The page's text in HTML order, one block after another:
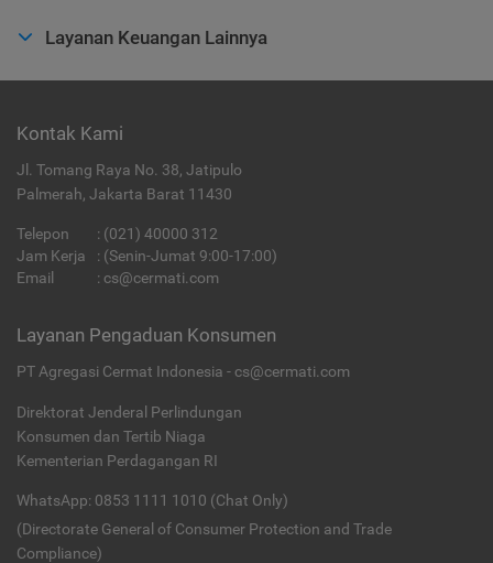
Layanan Keuangan Lainnya
Kontak Kami
Jl. Tomang Raya No. 38, Jatipulo
Palmerah, Jakarta Barat 11430
Telepon : (021) 40000 312
Jam Kerja
: (Senin-Jumat 9:00-17:00)
Email
: cs@cermati.com
Layanan Pengaduan Konsumen
PT Agregasi Cermat Indonesia - cs@cermati.com
Direktorat Jenderal Perlindungan
Konsumen dan Tertib Niaga
Kementerian Perdagangan RI
WhatsApp: 0853 1111 1010 (Chat Only)
(Directorate General of Consumer Protection and Trade
Compliance)